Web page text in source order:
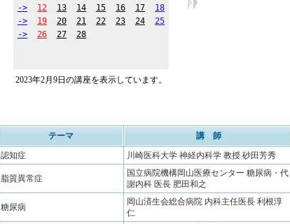
->
12 13 14 15 16 17
18
->
19 20 21 22 23 24
25
->
26 27 28
2023年2月9日の講座を表示しています。
テーマ 講 師
認知症 川崎医科大学 神経内科学 教授 砂田芳秀
脂質異常症
国立病院機構岡山医療センター 糖尿病・代
謝内科 医長 肥田和之
糖尿病
岡山済生会総合病院 内科主任医長 利根淳
仁